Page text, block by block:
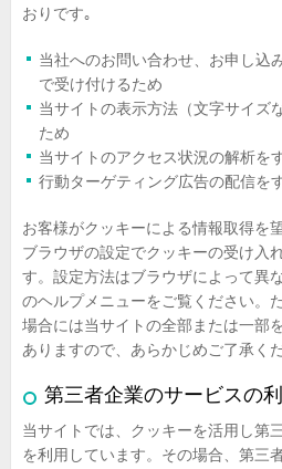
おりです｡
当社へのお問い合わせ、お申し込
で受け付けるため
当サイトの表示方法（文字サイズ
ため
当サイトのアクセス状況の解析を
行動ターゲティング広告の配信を
お客様がクッキーによる情報取得を
ブラウザの設定でクッキーの受け入
す。設定方法はブラウザによって異
のヘルプメニューをご覧ください。
場合には当サイトの全部または一部
ありますので、あらかじめご了承くだ
第三者企業のサービスの
当サイトでは、クッキーを活用し第
を利用しています。その場合、第三